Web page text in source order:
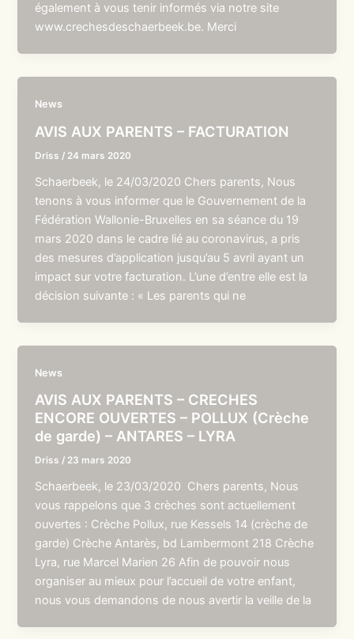
également à vous tenir informés via notre site
www.crechesdeschaerbeek.be. Merci
News
AVIS AUX PARENTS – FACTURATION
Driss / 24 mars 2020
Schaerbeek, le 24/03/2020 Chers parents, Nous
tenons à vous informer que le Gouvernement de la
Fédération Wallonie-Bruxelles en sa séance du 19
mars 2020 dans le cadre lié au coronavirus, a pris
des mesures d’application jusqu’au 5 avril ayant un
impact sur votre facturation. L’une d’entre elle est la
décision suivante : « Les parents qui ne
News
AVIS AUX PARENTS – CRECHES
ENCORE OUVERTES – POLLUX (Crèche
de garde) – ANTARES – LYRA
Driss / 23 mars 2020
Schaerbeek, le 23/03/2020 Chers parents, Nous
vous rappelons que 3 crèches sont actuellement
ouvertes : Crèche Pollux, rue Kessels 14 (crèche de
garde) Crèche Antarès, bd Lambermont 218 Crèche
Lyra, rue Marcel Marien 26 Afin de pouvoir nous
organiser au mieux pour l’accueil de votre enfant,
nous vous demandons de nous avertir la veille de la